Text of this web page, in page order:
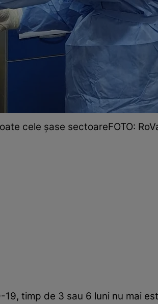
cele şase sectoareFOTO:
timp de 3 sau 6 luni nu mai